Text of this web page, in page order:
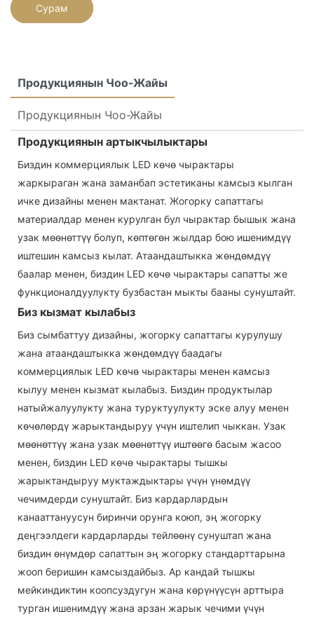
Сурам
Продукциянын Чоо-Жайы
Продукциянын Чоо-Жайы
Продукциянын артыкчылыктары
Биздин коммерциялык LED көчө чырактары
жаркыраган жана заманбап эстетиканы камсыз кылган
ичке дизайны менен мактанат. Жогорку сапаттагы
материалдар менен курулган бул чырактар ​​бышык жана
узак мөөнөттүү болуп, көптөгөн жылдар бою ишенимдүү
иштешин камсыз кылат. Атаандаштыкка жөндөмдүү
баалар менен, биздин LED көчө чырактары сапатты же
функционалдуулукту бузбастан мыкты бааны сунуштайт.
Биз кызмат кылабыз
Биз сымбаттуу дизайны, жогорку сапаттагы курулушу
жана атаандаштыкка жөндөмдүү баадагы
коммерциялык LED көчө чырактары менен камсыз
кылуу менен кызмат кылабыз. Биздин продуктылар
натыйжалуулукту жана туруктуулукту эске алуу менен
көчөлөрдү жарыктандыруу үчүн иштелип чыккан. Узак
мөөнөттүү жана узак мөөнөттүү иштөөгө басым жасоо
менен, биздин LED көчө чырактары тышкы
жарыктандыруу муктаждыктары үчүн үнөмдүү
чечимдерди сунуштайт. Биз кардарлардын
канааттануусун биринчи орунга коюп, эң жогорку
деңгээлдеги кардарларды тейлөөнү сунуштап жана
биздин өнүмдөр сапаттын эң жогорку стандарттарына
жооп беришин камсыздайбыз. Ар кандай тышкы
мейкиндиктин коопсуздугун жана көрүнүүсүн арттыра
турган ишенимдүү жана арзан жарык чечими үчүн